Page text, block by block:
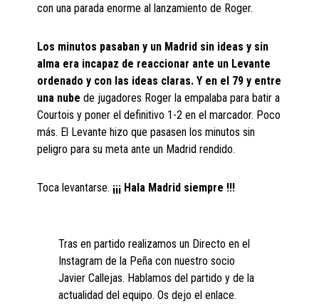
con una parada enorme al lanzamiento de Roger.
Los minutos pasaban y un Madrid sin ideas y sin
alma era incapaz de reaccionar ante un Levante
ordenado y con las ideas claras. Y en el 79 y entre
una nube de jugadores Roger la empalaba para batir a
Courtois y poner el definitivo 1-2 en el marcador. Poco
más. El Levante hizo que pasasen los minutos sin
peligro para su meta ante un Madrid rendido.
Toca levantarse. ¡¡¡ Hala Madrid siempre !!!
Tras en partido realizamos un Directo en el
Instagram de la Peña con nuestro socio
Javier Callejas. Hablamos del partido y de la
actualidad del equipo. Os dejo el enlace.